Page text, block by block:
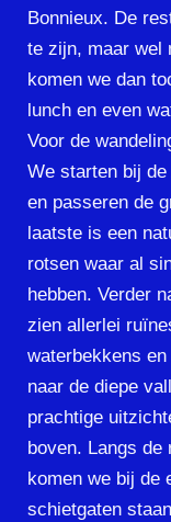
Bonnieux. De
te zijn, maar wel
komen we dan
lunch en even
Voor de
We starten bij
en passeren de
laatste is een
rotsen waar al
hebben. Verder
zien allerlei
waterbekkens
naar de diepe
prachtige
boven. Langs de
komen we bij de
schietgaten